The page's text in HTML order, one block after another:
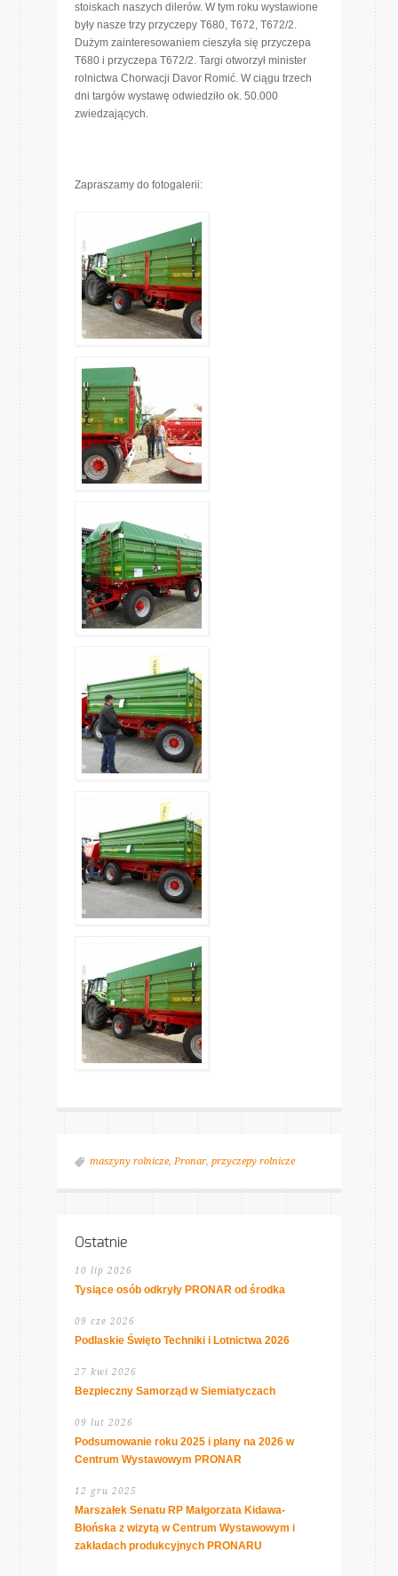
stoiskach naszych dilerów. W tym roku wystawione
były nasze trzy przyczepy T680, T672, T672/2.
Dużym zainteresowaniem cieszyła się przyczepa
T680 i przyczepa T672/2. Targi otworzył minister
rolnictwa Chorwacji Davor Romić. W ciągu trzech
dni targów wystawę odwiedziło ok. 50.000
zwiedzających.
Zapraszamy do fotogalerii:
maszyny rolnicze, Pronar, przyczepy rolnicze
Ostatnie
10 lip 2026
Tysiące osób odkryły PRONAR od środka
09 cze 2026
Podlaskie Święto Techniki i Lotnictwa 2026
27 kwi 2026
Bezpieczny Samorząd w Siemiatyczach
09 lut 2026
Podsumowanie roku 2025 i plany na 2026 w
Centrum Wystawowym PRONAR
12 gru 2025
Marszałek Senatu RP Małgorzata Kidawa-
Błońska z wizytą w Centrum Wystawowym i
zakładach produkcyjnych PRONARU